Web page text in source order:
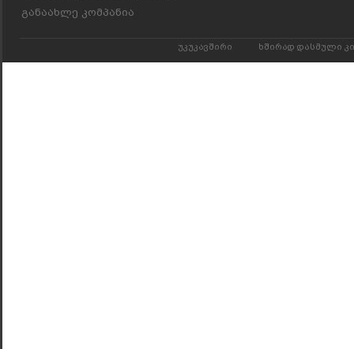
განაახლე კომპანია
უკუკავშირი ხშირად დასმული